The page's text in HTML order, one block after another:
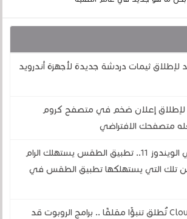
لإطلاق ثيمات دردشة جديدة لأجهزة أندرويد
إعلان ضخم في متصفح كروم
متصفحك الافتراضي
عيب جديد في الويندوز 11.. تطبيق الطقس يستهلك الرام
تلك التي يستهلكها تطبيق الطقس في
شركة Cloudflare تُطلق تنبؤًا مقلقًا .. برامج الروبوت قد